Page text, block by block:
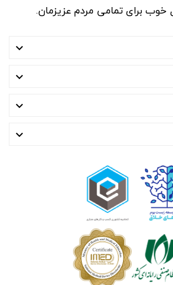
برای تمامی مردم عزیزمان.



